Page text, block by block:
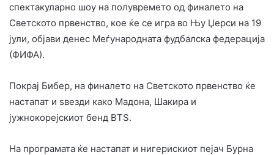
спектакуларно шоу на полувремето од финалето на
Светското првенство, кое ќе се игра во Њу Џерси на 19
јули, објави денес Меѓународната фудбалска федерација
(ФИФА).
Покрај Бибер, на финалето на Светското првенство ќе
настапат и ѕвезди како Мадона, Шакира и
јужнокорејскиот бенд BTS.
На програмата ќе настапат и нигерискиот пејач Бурна